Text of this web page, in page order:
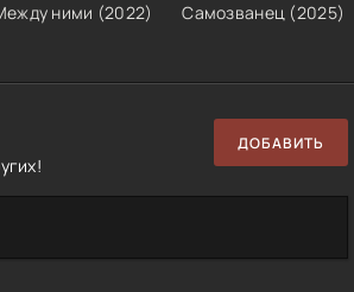
ними (2022) Самозванец (2025)
ДОБАВИТЬ